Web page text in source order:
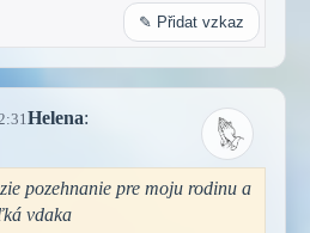
✎ Přidat vzkaz
Helena:
pozehnanie pre moju rodinu a
vdaka